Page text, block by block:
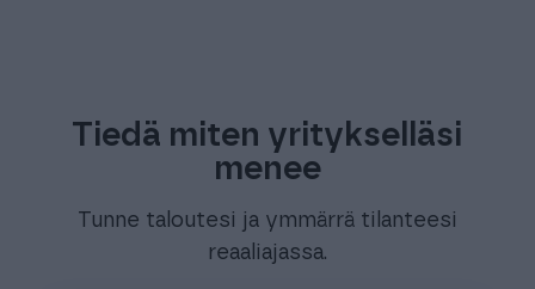
Tiedä miten yritykselläsi
menee
Tunne taloutesi ja ymmärrä tilanteesi
reaaliajassa.